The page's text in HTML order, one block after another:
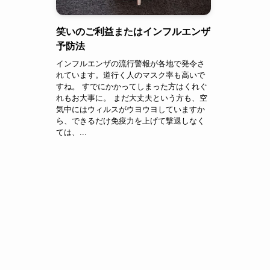
笑いのご利益またはインフルエンザ
予防法
インフルエンザの流行警報が各地で発令さ
れています。道行く人のマスク率も高いで
すね。 すでにかかってしまった方はくれぐ
れもお大事に。 まだ大丈夫という方も、空
気中にはウィルスがウヨウヨしていますか
ら、できるだけ免疫力を上げて撃退しなく
ては、...